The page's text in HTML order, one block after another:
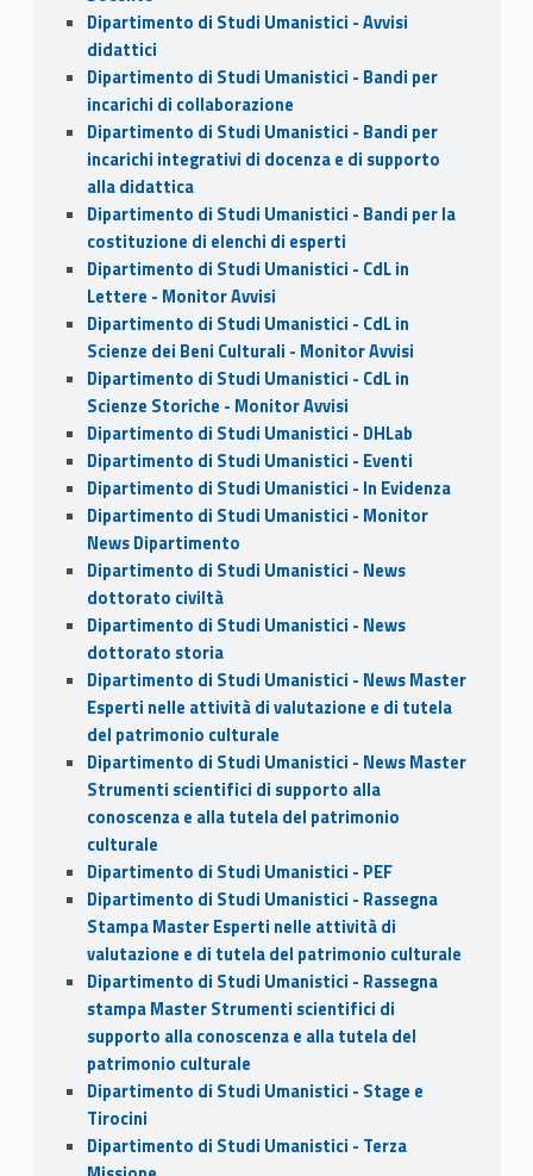
Dipartimento di Studi Umanistici - Avvisi
didattici
Dipartimento di Studi Umanistici - Bandi per
incarichi di collaborazione
Dipartimento di Studi Umanistici - Bandi per
incarichi integrativi di docenza e di supporto
alla didattica
Dipartimento di Studi Umanistici - Bandi per la
costituzione di elenchi di esperti
Dipartimento di Studi Umanistici - CdL in
Lettere - Monitor Avvisi
Dipartimento di Studi Umanistici - CdL in
Scienze dei Beni Culturali - Monitor Avvisi
Dipartimento di Studi Umanistici - CdL in
Scienze Storiche - Monitor Avvisi
Dipartimento di Studi Umanistici - DHLab
Dipartimento di Studi Umanistici - Eventi
Dipartimento di Studi Umanistici - In Evidenza
Dipartimento di Studi Umanistici - Monitor
News Dipartimento
Dipartimento di Studi Umanistici - News
dottorato civiltà
Dipartimento di Studi Umanistici - News
dottorato storia
Dipartimento di Studi Umanistici - News Master
Esperti nelle attività di valutazione e di tutela
del patrimonio culturale
Dipartimento di Studi Umanistici - News Master
Strumenti scientifici di supporto alla
conoscenza e alla tutela del patrimonio
culturale
Dipartimento di Studi Umanistici - PEF
Dipartimento di Studi Umanistici - Rassegna
Stampa Master Esperti nelle attività di
valutazione e di tutela del patrimonio culturale
Dipartimento di Studi Umanistici - Rassegna
stampa Master Strumenti scientifici di
supporto alla conoscenza e alla tutela del
patrimonio culturale
Dipartimento di Studi Umanistici - Stage e
Tirocini
Dipartimento di Studi Umanistici - Terza